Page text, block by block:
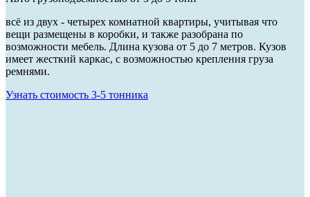
всё из двух - четырех комнатной квартиры, учитывая что
вещи размещены в коробки, и также разобрана по
возможности мебель. Длина кузова от 5 до 7 метров. Кузов
имеет жесткий каркас, с возможностью крепления груза
ремнями.
Узнать стоимость 3-5 тонника